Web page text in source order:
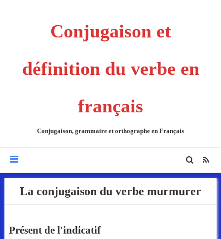
Conjugaison et
définition du verbe en
français
Conjugaison, grammaire et orthographe en Français
La conjugaison du verbe murmurer
Présent de l'indicatif